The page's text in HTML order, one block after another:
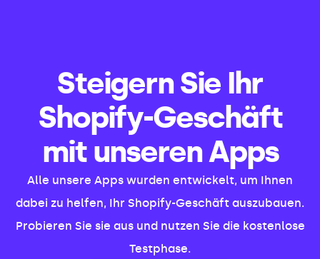
Steigern Sie Ihr
Shopify-Geschäft
mit unseren Apps
Alle unsere Apps wurden entwickelt, um Ihnen
dabei zu helfen, Ihr Shopify-Geschäft auszubauen.
Probieren Sie sie aus und nutzen Sie die kostenlose
Testphase.